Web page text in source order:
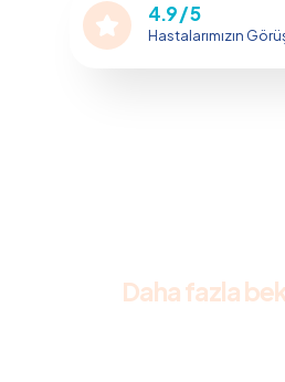
4.9 / 5
Hastalarımızın
Daha fazla